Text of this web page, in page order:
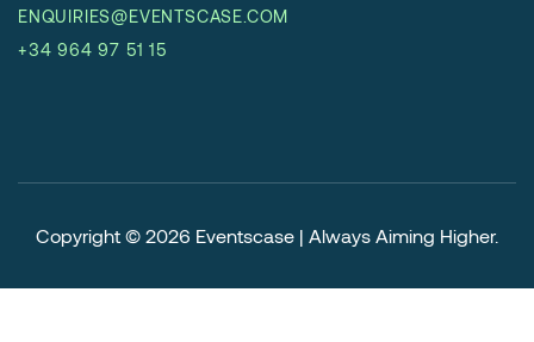
ENQUIRIES@EVENTSCASE.COM
+34 964 97 51 15
Copyright © 2026 Eventscase | Always Aiming Higher.